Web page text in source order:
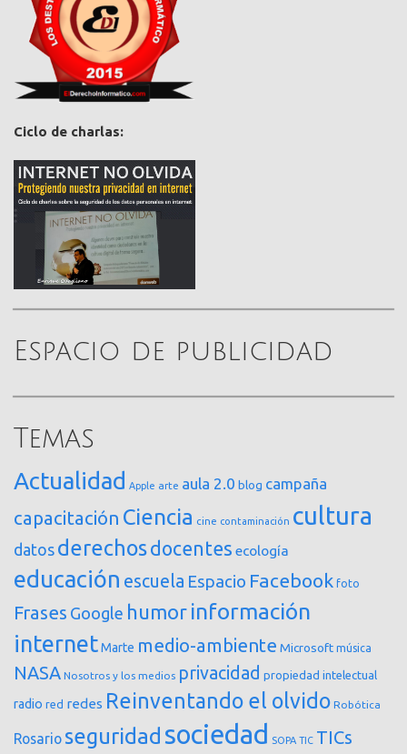
Ciclo de charlas:
Espacio de publicidad
Temas
Actualidad Apple arte aula 2.0 blog campaña
capacitación Ciencia cine contaminación cultura
datos derechosdocentes ecología
educación escuela Espacio Facebook foto
Frases Google humor información
internetMarte medio-ambiente Microsoft música
NASA Nosotros y los medios privacidad propiedad intelectual
radio red redes Reinventando el olvido Robótica
Rosario seguridad sociedad SOPA TIC TICs